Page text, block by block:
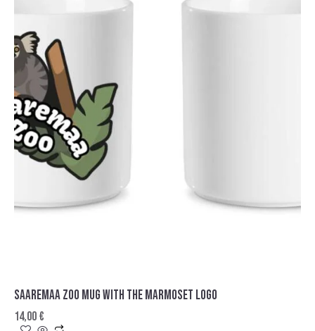
SAAREMAA ZOO MUG WITH THE MARMOSET LOGO
14,00€